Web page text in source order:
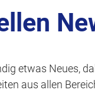
etwas Neues,
aus allen